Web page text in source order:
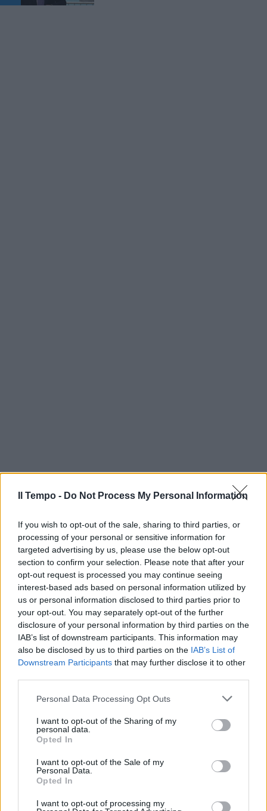
Il Tempo - Do Not Process My Personal Information
If you wish to opt-out of the sale, sharing to third parties, or
processing of your personal or sensitive information for
targeted advertising by us, please use the below opt-out
section to confirm your selection. Please note that after your
opt-out request is processed you may continue seeing
interest-based ads based on personal information utilized by
us or personal information disclosed to third parties prior to
your opt-out. You may separately opt-out of the further
disclosure of your personal information by third parties on the
IAB’s list of downstream participants. This information may
also be disclosed by us to third parties on the IAB’s List of
Downstream Participants that may further disclose it to other
Personal Data Processing Opt Outs
I want to opt-out of the Sharing of my
personal data.
Opted In
I want to opt-out of the Sale of my
Personal Data.
Opted In
I want to opt-out of processing my
In evidenza